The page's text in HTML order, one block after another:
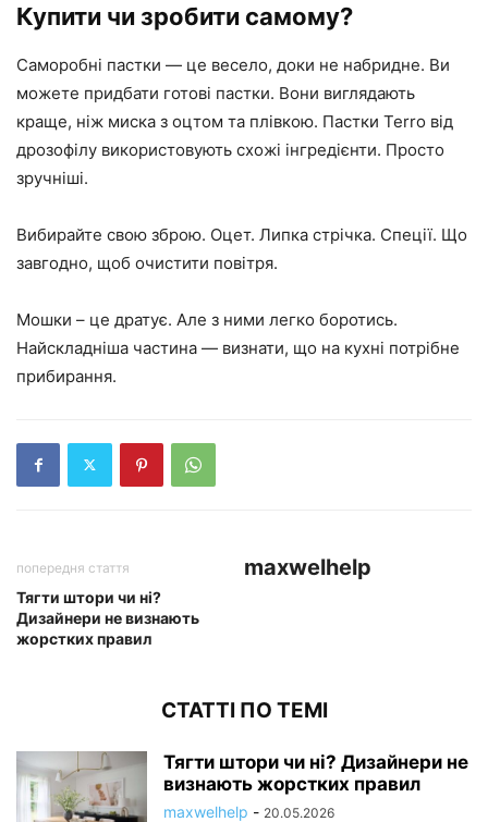
Купити чи зробити самому?
Саморобні пастки — це весело, доки не набридне. Ви
можете придбати готові пастки. Вони виглядають
краще, ніж миска з оцтом та плівкою. Пастки Terro від
дрозофілу використовують схожі інгредієнти. Просто
зручніші.
Вибирайте свою зброю. Оцет. Липка стрічка. Спеції. Що
завгодно, щоб очистити повітря.
Мошки – це дратує. Але з ними легко боротись.
Найскладніша частина — визнати, що на кухні потрібне
прибирання.
попередня стаття
Тягти штори чи ні?
Дизайнери не визнають
жорстких правил
maxwelhelp
СТАТТІ ПО ТЕМІ
Тягти штори чи ні? Дизайнери не
визнають жорстких правил
maxwelhelp - 20.05.2026